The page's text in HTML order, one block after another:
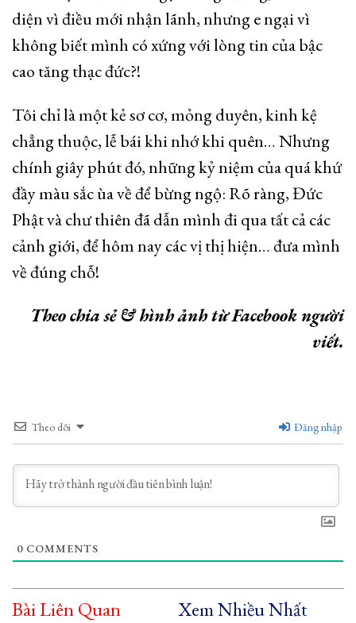
diện vì điều mới nhận lãnh, nhưng e ngại vì
không biết mình có xứng với lòng tin của bậc
cao tăng thạc đức?!
Tôi chỉ là một kẻ sơ cơ, mỏng duyên, kinh kệ
chẳng thuộc, lễ bái khi nhớ khi quên… Nhưng
chính giây phút đó, những kỷ niệm của quá khứ
đầy màu sắc ùa về để bừng ngộ: Rõ ràng, Đức
Phật và chư thiên đã dẫn mình đi qua tất cả các
cảnh giới, để hôm nay các vị thị hiện… đưa mình
về đúng chỗ!
Theo chia sẻ & hình ảnh từ Facebook người
viết.
Theo dõi Đăng nhập
0 COMMENTS
Bài Liên Quan Xem Nhiều Nhất